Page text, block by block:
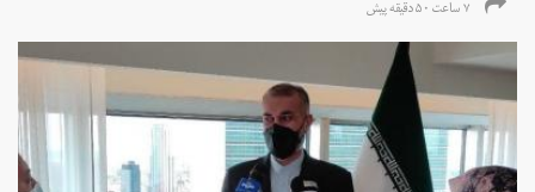
۷ ساعت ۵۰ دقیقه پیش